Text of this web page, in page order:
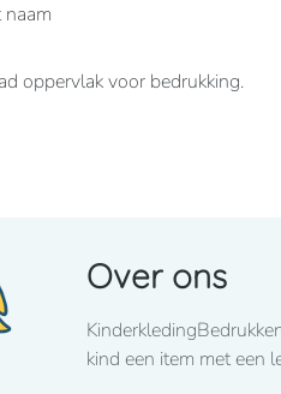
oppervlak voor bedrukking.
Enzymgewassen.
Dubbel stiksel aan de
Over ons
kind een item met een